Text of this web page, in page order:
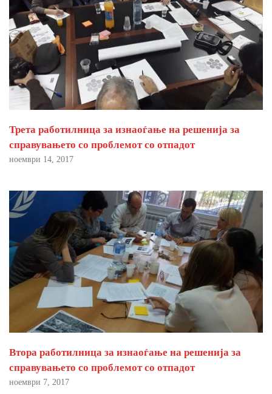
Трета работилница за изнаоѓање на решенија за
справувањето со проблемот со отпадот
ноември 14, 2017
Втора работилница за изнаоѓање на решенија за
справувањето со проблемот со отпадот
ноември 7, 2017